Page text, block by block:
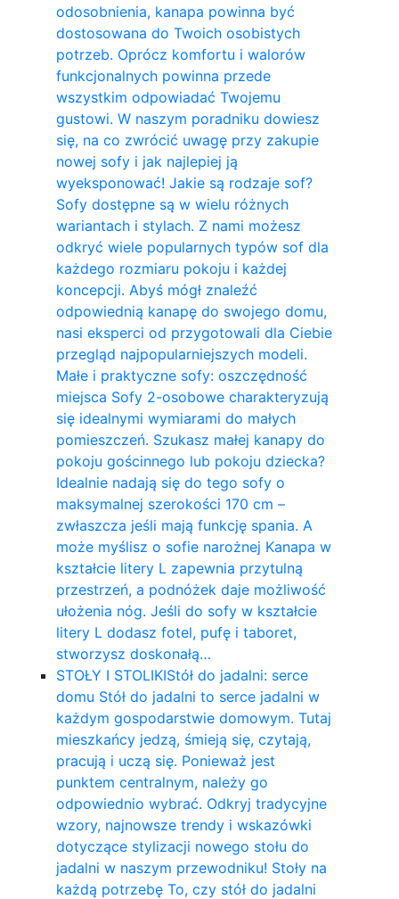
odosobnienia, kanapa powinna być
dostosowana do Twoich osobistych
potrzeb. Oprócz komfortu i walorów
funkcjonalnych powinna przede
wszystkim odpowiadać Twojemu
gustowi. W naszym poradniku dowiesz
się, na co zwrócić uwagę przy zakupie
nowej sofy i jak najlepiej ją
wyeksponować! Jakie są rodzaje sof?
Sofy dostępne są w wielu różnych
wariantach i stylach. Z nami możesz
odkryć wiele popularnych typów sof dla
każdego rozmiaru pokoju i każdej
koncepcji. Abyś mógł znaleźć
odpowiednią kanapę do swojego domu,
nasi eksperci od przygotowali dla Ciebie
przegląd najpopularniejszych modeli.
Małe i praktyczne sofy: oszczędność
miejsca Sofy 2-osobowe charakteryzują
się idealnymi wymiarami do małych
pomieszczeń. Szukasz małej kanapy do
pokoju gościnnego lub pokoju dziecka?
Idealnie nadają się do tego sofy o
maksymalnej szerokości 170 cm –
zwłaszcza jeśli mają funkcję spania. A
może myślisz o sofie narożnej Kanapa w
kształcie litery L zapewnia przytulną
przestrzeń, a podnóżek daje możliwość
ułożenia nóg. Jeśli do sofy w kształcie
litery L dodasz fotel, pufę i taboret,
stworzysz doskonałą…
STOŁY I STOLIKIStół do jadalni: serce
domu Stół do jadalni to serce jadalni w
każdym gospodarstwie domowym. Tutaj
mieszkańcy jedzą, śmieją się, czytają,
pracują i uczą się. Ponieważ jest
punktem centralnym, należy go
odpowiednio wybrać. Odkryj tradycyjne
wzory, najnowsze trendy i wskazówki
dotyczące stylizacji nowego stołu do
jadalni w naszym przewodniku! Stoły na
każdą potrzebę To, czy stół do jadalni